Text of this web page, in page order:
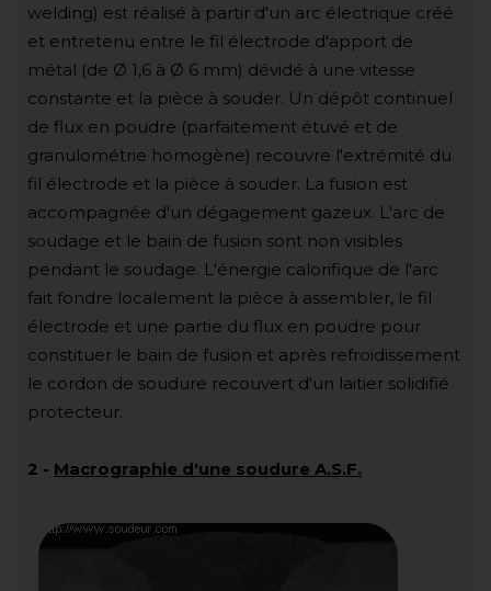
welding) est réalisé à partir d'un arc électrique créé
et entretenu entre le fil électrode d'apport de
métal (de Ø 1,6 à Ø 6 mm) dévidé à une vitesse
constante et la pièce à souder. Un dépôt continuel
de flux en poudre (parfaitement étuvé et de
granulométrie homogène) recouvre l'extrémité du
fil électrode et la pièce à souder. La fusion est
accompagnée d'un dégagement gazeux. L'arc de
soudage et le bain de fusion sont non visibles
pendant le soudage. L'énergie calorifique de l'arc
fait fondre localement la pièce à assembler, le fil
électrode et une partie du flux en poudre pour
constituer le bain de fusion et après refroidissement
le cordon de soudure recouvert d'un laitier solidifié
protecteur.
2 - Macrographie d'une soudure A.S.F.